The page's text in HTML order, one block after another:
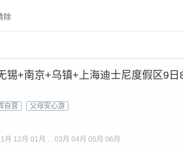
除
锡+南京+乌镇+上海迪士尼度假区9日
自营 父母安心游
月 12月 01月 ... 03月 04月 05月 06月